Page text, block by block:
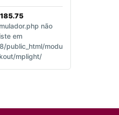
não
em
public_html/modu
mplight/